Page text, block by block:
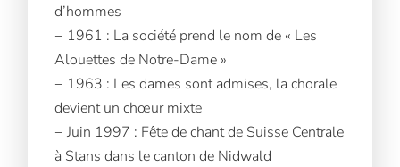
d’hommes
− 1961 : La société prend le nom de « Les
Alouettes de Notre-Dame »
− 1963 : Les dames sont admises, la chorale
devient un chœur mixte
− Juin 1997 : Fête de chant de Suisse Centrale
à Stans dans le canton de Nidwald